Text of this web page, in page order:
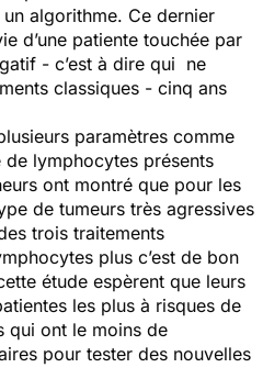
algorithme. Ce dernier
d’une patiente touchée par
- c’est à dire qui ne
classiques - cinq ans
paramètres comme
de lymphocytes présents
ont montré que pour les
de tumeurs très agressives
trois traitements
plus c’est de bon
étude espèrent que leurs
les plus à risques de
qui ont le moins de
pour tester des nouvelles